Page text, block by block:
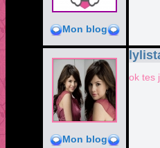
Mon blog
Mon blog
ok tes